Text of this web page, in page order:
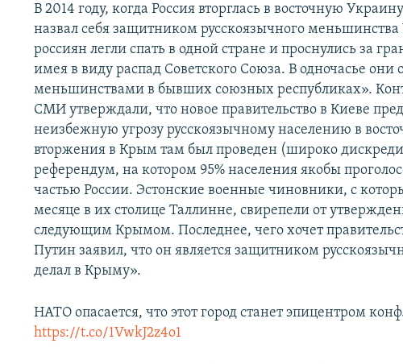
В 2014 году, когда Россия вторглась в восточную
назвал себя защитником русскоязычного
россиян легли спать в одной стране и проснулись за
имея в виду распад Советского Союза. В одночасье
меньшинствами в бывших союзных республиках».
СМИ утверждали, что новое правительство в Киеве
неизбежную угрозу русскоязычному населению в
вторжения в Крым там был проведен (широко
референдум, на котором 95% населения якобы
частью России. Эстонские военные чиновники, с
месяце в их столице Таллинне, свирепели от
следующим Крымом. Последнее, чего хочет
Путин заявил, что он является защитником
делал в Крыму».
НАТО опасается, что этот город станет эпицентром
https://t.co/1VwkJ2z4o1